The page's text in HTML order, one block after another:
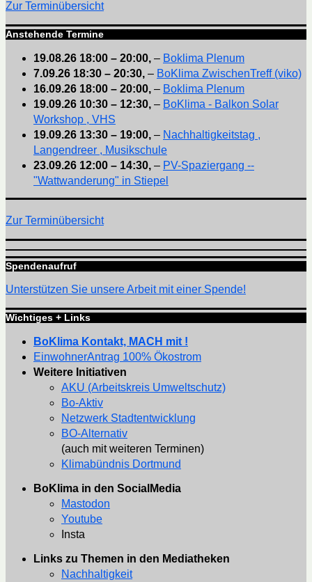
Zur Terminübersicht
Anstehende Termine
19.08.26 18:00 – 20:00, – Boklima Plenum
7.09.26 18:30 – 20:30, – BoKlima ZwischenTreff (viko)
16.09.26 18:00 – 20:00, – Boklima Plenum
19.09.26 10:30 – 12:30, – BoKlima - Balkon Solar
Workshop , VHS
19.09.26 13:30 – 19:00, – Nachhaltigkeitstag ,
Langendreer , Musikschule
23.09.26 12:00 – 14:30, – PV-Spaziergang --
"Wattwanderung" in Stiepel
Zur Terminübersicht
Spendenaufruf
Unterstützen Sie unsere Arbeit mit einer Spende!
Wichtiges + Links
BoKlima Kontakt, MACH mit !
EinwohnerAntrag 100% Ökostrom
Weitere Initiativen
AKU (Arbeitskreis Umweltschutz)
Bo-Aktiv
Netzwerk Stadtentwicklung
BO-Alternativ
(auch mit weiteren Terminen)
Klimabündnis Dortmund
BoKlima in den SocialMedia
Mastodon
Youtube
Insta
Links zu Themen in den Mediatheken
Nachhaltigkeit